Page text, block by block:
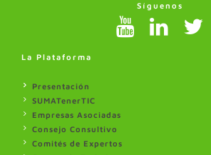
Síguenos
La Plataforma
Presentación
SUMATenerTIC
Empresas Asociadas
Consejo Consultivo
Comités de Expertos